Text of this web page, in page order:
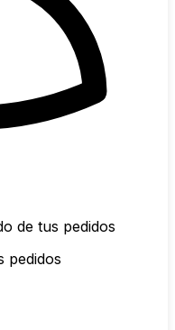
de tus pedidos
pedidos